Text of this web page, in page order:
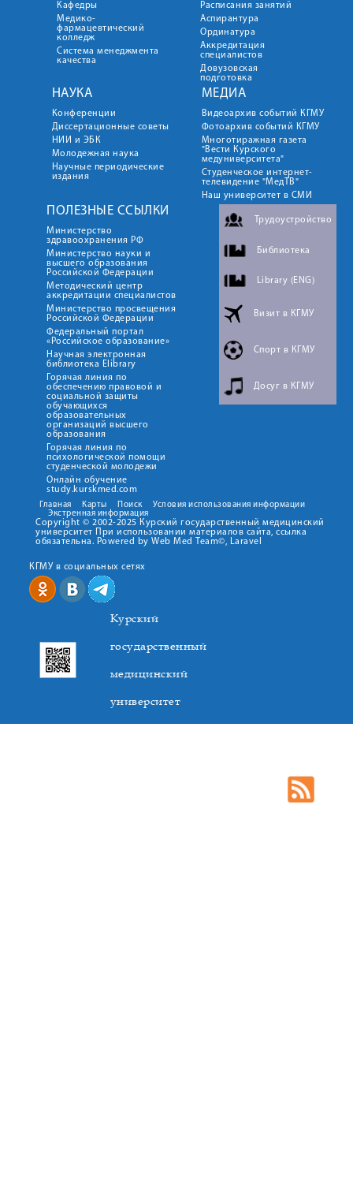
Кафедры
Медико-
фармацевтический
колледж
Система менеджмента
качества
Расписания занятий
Аспирантура
Ординатура
Аккредитация
специалистов
Довузовская
подготовка
НАУКА
Конференции
Диссертационные советы
НИИ и ЭБК
Молодежная наука
Научные периодические
издания
МЕДИА
Видеоархив событий КГМУ
Фотоархив событий КГМУ
Многотиражная газета
"Вести Курского
медуниверситета"
Студенческое интернет-
телевидение "МедТВ"
Наш университет в СМИ
ПОЛЕЗНЫЕ ССЫЛКИ
Министерство
здравоохранения РФ
Министерство науки и
высшего образования
Российской Федерации
Методический центр
аккредитации специалистов
Министерство просвещения
Российской Федерации
Федеральный портал
«Российское образование»
Научная электронная
библиотека Elibrary
Горячая линия по
обеспечению правовой и
социальной защиты
обучающихся
образовательных
организаций высшего
образования
Горячая линия по
психологической помощи
студенческой молодежи
Онлайн обучение
study.kurskmed.com
Трудоустройство
Библиотека
Library (ENG)
Визит в КГМУ
Спорт в КГМУ
Досуг в КГМУ
Главная Карты Поиск
Условия использования информации
Экстренная информация
Copyright © 2002-2025 Курский государственный медицинский
университет При использовании материалов сайта, ссылка
обязательна. Powered by Web Med Team©, Laravel
КГМУ в социальных сетях
Курский
государственный
медицинский
университет